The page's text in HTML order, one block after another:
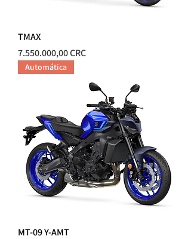
TMAX
Precio
7.550.000,00 CRC
Automática
MT-09 Y-AMT